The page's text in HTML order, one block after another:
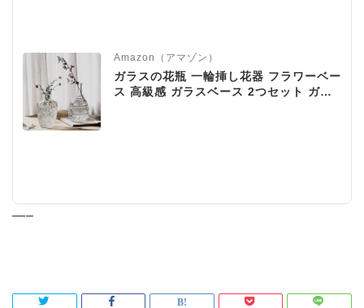
Amazon（アマゾン）
ガラスの花瓶 一輪挿し花器 フラワーベー
ス 高級感 ガラスベース 2つセット ガラ
—–